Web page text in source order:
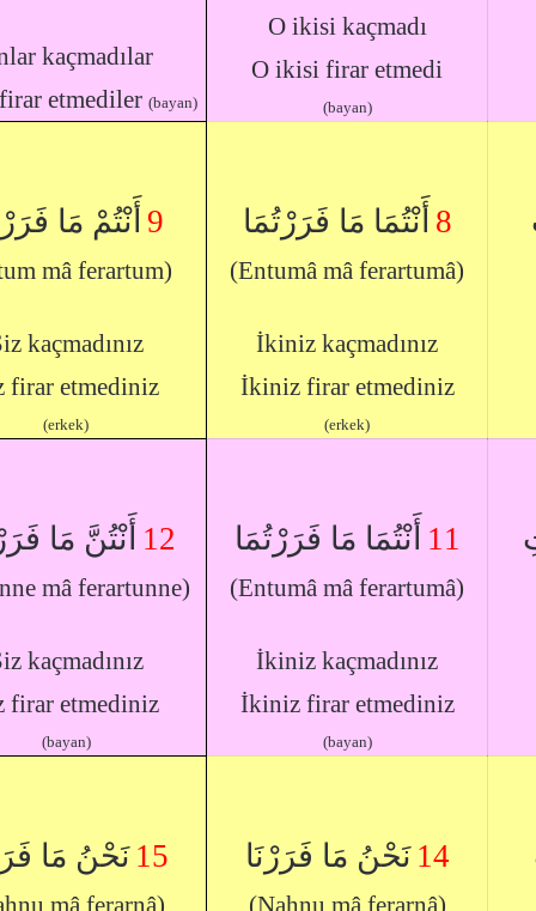
kaçmadılar
etmediler (bayan)
O ikisi kaçmadı
O ikisi firar etmedi
(bayan)
أَنْتُمْ مَا 9
mâ ferartum)
kaçmadınız
firar etmediniz
(erkek)
أَنْتُمَا مَا فَرَرْتُمَا 8
(Entumâ mâ ferartumâ)
İkiniz kaçmadınız
İkiniz firar etmediniz
(erkek)
أَنْتُنَّ مَا 12
mâ ferartunne)
kaçmadınız
firar etmediniz
(bayan)
أَنْتُمَا مَا فَرَرْتُمَا 11
(Entumâ mâ ferartumâ)
İkiniz kaçmadınız
İkiniz firar etmediniz
(bayan)
نَحْنُ مَا 15
mâ ferarnâ)
نَحْنُ مَا فَرَرْنَا 14
(Nahnu mâ ferarnâ)